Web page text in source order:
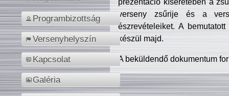
Programbizottság
Versenyhelyszín
Kapcsolat
Galéria
verseny zsűrije és a
észrevételeiket. A
készül majd.
A beküldendő dokumentum